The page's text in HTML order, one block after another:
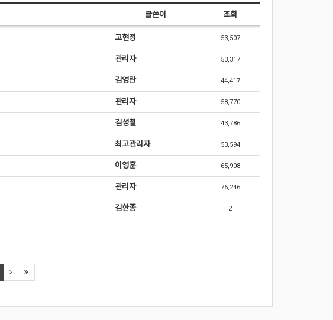
글쓴이 조회
고현정 53,507
관리자 53,317
김영란 44,417
관리자 58,770
김성철 43,786
최고관리자 53,594
이영훈 65,908
관리자 76,246
김한종 2